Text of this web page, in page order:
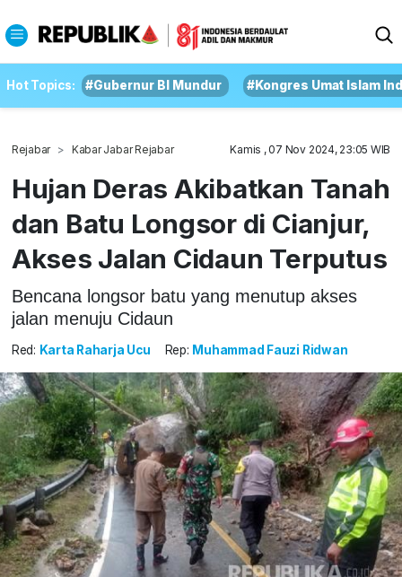
Hot Topics: #Gubernur BI Mundur #Kongres Umat Islam
Rejabar Kabar Jabar Rejabar Kamis , 07 Nov 2024, 23:05 WIB
Hujan Deras Akibatkan Tanah
dan Batu Longsor di Cianjur,
Akses Jalan Cidaun Terputus
Bencana longsor batu yang menutup akses
jalan menuju Cidaun
Red: Karta Raharja Ucu Rep: Muhammad Fauzi Ridwan